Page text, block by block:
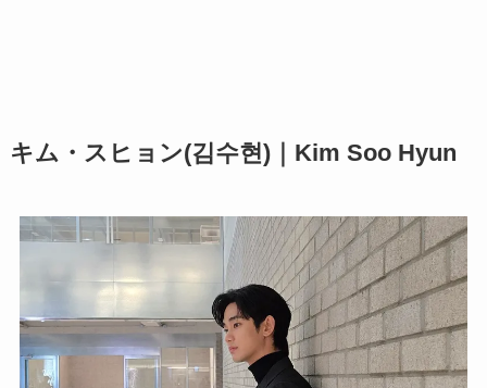
キム・スヒョン(김수현)｜Kim Soo Hyun